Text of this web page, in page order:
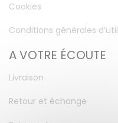
Cookies
Conditions générales
A VOTRE ÉCOUTE
Livraison
Retour et échange